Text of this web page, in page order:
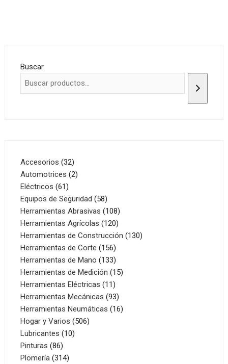
Buscar
Accesorios 3232
productos
Automotrices 22
Eléctricos 6161
productos
Equipos de Seguridad 5858
productos
Herramientas Abrasivas 108108
productos
Herramientas Agrícolas 120120
productos
Herramientas de Construcción 130130
Herramientas de Corte 156156
productos
Herramientas de Mano 133133
productos
Herramientas de Medición 1515
Herramientas Eléctricas 1111
productos
Herramientas Mecánicas 9393
productos
Herramientas Neumáticas 1616
Hogar y Varios 506506
Lubricantes 1010
Pinturas 8686
productos
Plomería 314314